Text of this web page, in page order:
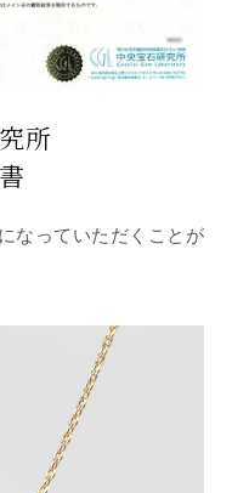
所
なっていただくことが